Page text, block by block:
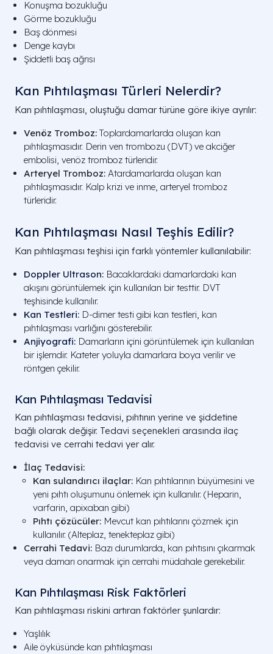
Konuşma bozukluğu
Görme bozukluğu
Baş dönmesi
Denge kaybı
Şiddetli baş ağrısı
Kan Pıhtılaşması Türleri Nelerdir?
Kan pıhtılaşması, oluştuğu damar türüne göre ikiye ayrılır:
Venöz Tromboz: Toplardamarlarda oluşan kan
pıhtılaşmasıdır. Derin ven trombozu (DVT) ve akciğer
embolisi, venöz tromboz türleridir.
Arteryel Tromboz: Atardamarlarda oluşan kan
pıhtılaşmasıdır. Kalp krizi ve inme, arteryel tromboz
türleridir.
Kan Pıhtılaşması Nasıl Teşhis Edilir?
Kan pıhtılaşması teşhisi için farklı yöntemler kullanılabilir:
Doppler Ultrason: Bacaklardaki damarlardaki kan
akışını görüntülemek için kullanılan bir testtir. DVT
teşhisinde kullanılır.
Kan Testleri: D-dimer testi gibi kan testleri, kan
pıhtılaşması varlığını gösterebilir.
Anjiyografi: Damarların içini görüntülemek için kullanılan
bir işlemdir. Kateter yoluyla damarlara boya verilir ve
röntgen çekilir.
Kan Pıhtılaşması Tedavisi
Kan pıhtılaşması tedavisi, pıhtının yerine ve şiddetine
bağlı olarak değişir. Tedavi seçenekleri arasında ilaç
tedavisi ve cerrahi tedavi yer alır.
İlaç Tedavisi:
Kan sulandırıcı ilaçlar: Kan pıhtılarının büyümesini ve
yeni pıhtı oluşumunu önlemek için kullanılır. (Heparin,
varfarin, apixaban gibi)
Pıhtı çözücüler: Mevcut kan pıhtılarını çözmek için
kullanılır. (Alteplaz, tenekteplaz gibi)
Cerrahi Tedavi: Bazı durumlarda, kan pıhtısını çıkarmak
veya damarı onarmak için cerrahi müdahale gerekebilir.
Kan Pıhtılaşması Risk Faktörleri
Kan pıhtılaşması riskini artıran faktörler şunlardır:
Yaşlılık
Aile öyküsünde kan pıhtılaşması